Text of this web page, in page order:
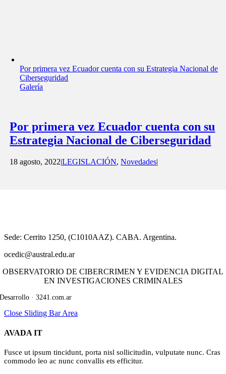
Por primera vez Ecuador cuenta con su Estrategia Nacional de
Ciberseguridad
Galería
Por primera vez Ecuador cuenta con su
Estrategia Nacional de Ciberseguridad
18 agosto, 2022|LEGISLACIÓN,Novedades|
​Sede: Cerrito 1250, (C1010AAZ). CABA. Argentina.
ocedic@austral.edu.ar
OBSERVATORIO DE CIBERCRIMEN Y EVIDENCIA DIGITAL
EN INVESTIGACIONES CRIMINALES
Desarrollo · 3241.com.ar
Close Sliding Bar Area
AVADA IT
Fusce ut ipsum tincidunt, porta nisl sollicitudin, vulputate nunc. Cras
commodo leo ac nunc convallis ets efficitur.